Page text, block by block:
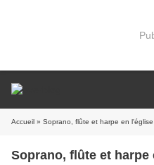
Accueil » Soprano, flûte et harpe en
Soprano, flûte et harpe